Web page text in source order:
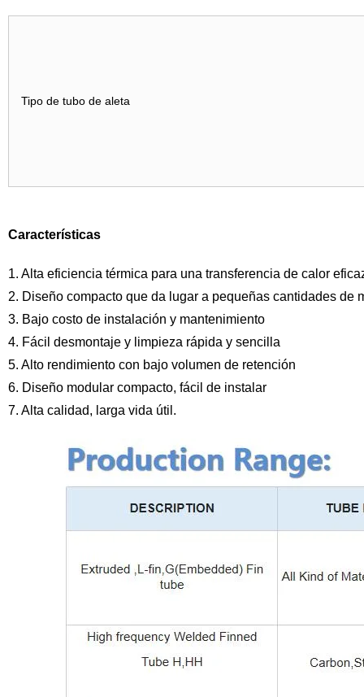
Tipo de tubo de aleta
Características
1. Alta eficiencia térmica para una transferencia de calor
2. Diseño compacto que da lugar a pequeñas cantidades
3. Bajo costo de instalación y mantenimiento
4. Fácil desmontaje y limpieza rápida y sencilla
5. Alto rendimiento con bajo volumen de retención
6. Diseño modular compacto, fácil de instalar
7. Alta calidad, larga vida útil.